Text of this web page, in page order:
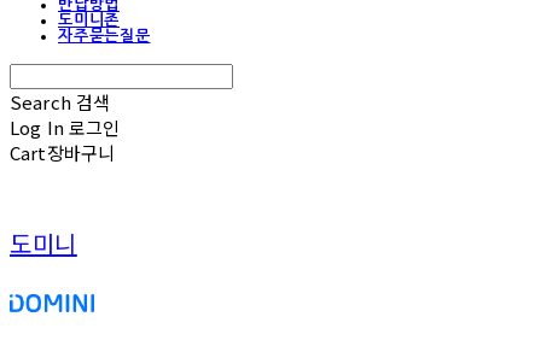
반납방법
도미니존
자주묻는질문
Search 검색
Log In로그인
Cart장바구니
도미니